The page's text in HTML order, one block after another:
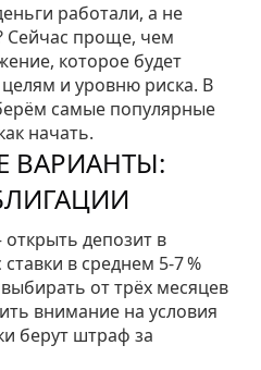
работали, а не
Сейчас проще, чем
которое будет
и уровню риска. В
самые популярные
начать.
ВАРИАНТЫ:
депозит в
в среднем 5‑7 %
от трёх месяцев
внимание на условия
берут штраф за